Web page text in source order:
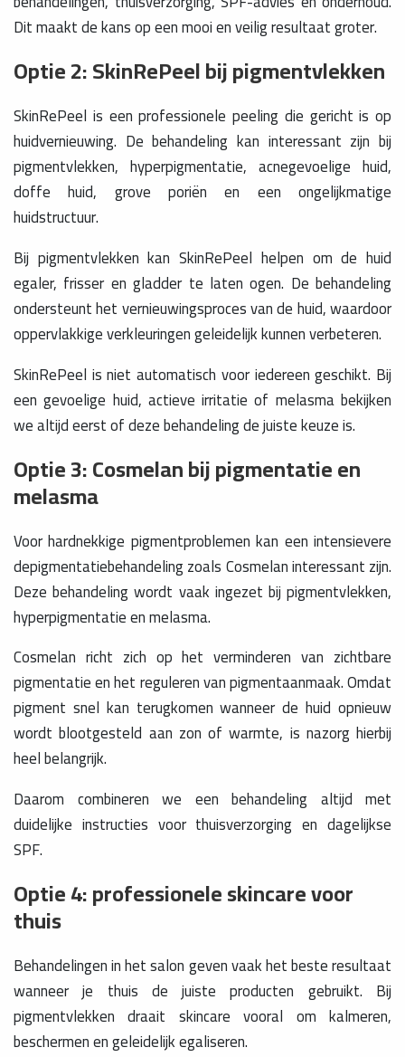
Dit maakt de kans op een mooi en veilig resultaat groter.
Optie 2: SkinRePeel bij pigmentvlekken
SkinRePeel is een professionele peeling die gericht is op
huidvernieuwing. De behandeling kan interessant zijn bij
pigmentvlekken, hyperpigmentatie, acnegevoelige huid,
doffe huid, grove poriën en een ongelijkmatige
huidstructuur.
Bij pigmentvlekken kan SkinRePeel helpen om de huid
egaler, frisser en gladder te laten ogen. De behandeling
ondersteunt het vernieuwingsproces van de huid, waardoor
oppervlakkige verkleuringen geleidelijk kunnen verbeteren.
SkinRePeel is niet automatisch voor iedereen geschikt. Bij
een gevoelige huid, actieve irritatie of melasma bekijken
we altijd eerst of deze behandeling de juiste keuze is.
Optie 3: Cosmelan bij pigmentatie en
melasma
Voor hardnekkige pigmentproblemen kan een intensievere
depigmentatiebehandeling zoals Cosmelan interessant zijn.
Deze behandeling wordt vaak ingezet bij pigmentvlekken,
hyperpigmentatie en melasma.
Cosmelan richt zich op het verminderen van zichtbare
pigmentatie en het reguleren van pigmentaanmaak. Omdat
pigment snel kan terugkomen wanneer de huid opnieuw
wordt blootgesteld aan zon of warmte, is nazorg hierbij
heel belangrijk.
Daarom combineren we een behandeling altijd met
duidelijke instructies voor thuisverzorging en dagelijkse
SPF.
Optie 4: professionele skincare voor
thuis
Behandelingen in het salon geven vaak het beste resultaat
wanneer je thuis de juiste producten gebruikt. Bij
pigmentvlekken draait skincare vooral om kalmeren,
beschermen en geleidelijk egaliseren.